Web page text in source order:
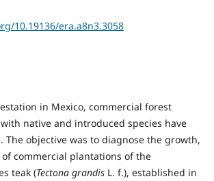
10.19136/era.a8n3.3058
in Mexico, commercial forest
with native and introduced species have
The objective was to diagnose the growth,
commercial plantations of the
teak (Tectona grandisL. f.), established in